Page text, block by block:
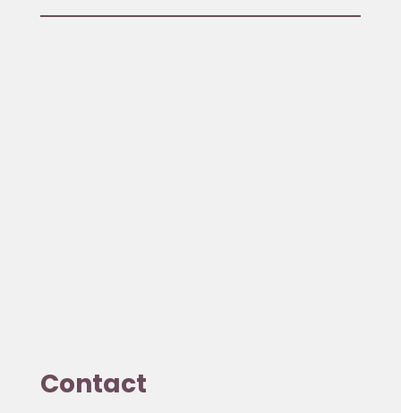
Contact